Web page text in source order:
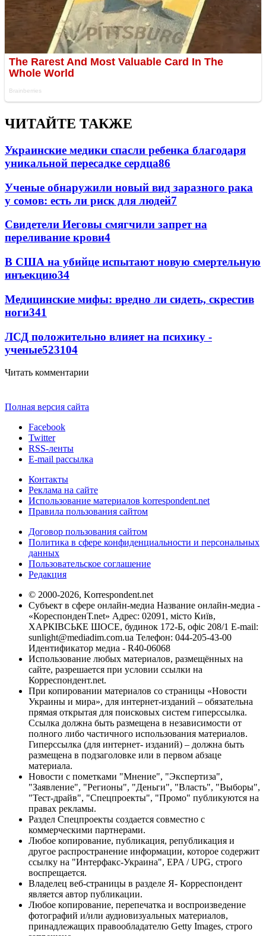
ЧИТАЙТЕ ТАКЖЕ
Украинские медики спасли ребенка благодаря
уникальной пересадке сердца86
Ученые обнаружили новый вид заразного рака
у сомов: есть ли риск для людей7
Свидетели Иеговы смягчили запрет на
переливание крови4
В США на убийце испытают новую смертельную
инъекцию34
Медицинские мифы: вредно ли сидеть, скрестив
ноги341
ЛСД положительно влияет на психику -
ученые523104
Читать комментарии
Полная версия сайта
Facebook
Twitter
RSS-ленты
E-mail рассылка
Контакты
Реклама на сайте
Использование материалов korrespondent.net
Правила пользования сайтом
Договор пользования сайтом
Политика в сфере конфиденциальности и персональных
данных
Пользовательское соглашение
Редакция
© 2000-2026, Korrespondent.net
Субъект в сфере онлайн-медиа Название онлайн-медиа -
«КореспонденТ.net» Адрес: 02091, місто Київ,
ХАРКІВСЬКЕ ШОСЕ, будинок 172-Б, офіс 208/1 E-mail:
sunlight@mediadim.com.ua Телефон: 044-205-43-00
Идентификатор медиа - R40-06068
Использование любых материалов, размещённых на
сайте, разрешается при условии ссылки на
Корреспондент.net.
При копировании материалов со страницы «Новости
Украины и мира», для интернет-изданий – обязательна
прямая открытая для поисковых систем гиперссылка.
Ссылка должна быть размещена в независимости от
полного либо частичного использования материалов.
Гиперссылка (для интернет- изданий) – должна быть
размещена в подзаголовке или в первом абзаце
материала.
Новости с пометками "Мнение", "Экспертиза",
"Заявление", "Регионы", "Деньги", "Власть", "Выборы",
"Тест-драйв", "Спецпроекты", "Промо" публикуются на
правах рекламы.
Раздел Спецпроекты создается совместно с
коммерческими партнерами.
Любое копирование, публикация, републикация и
другое распространение информации, которое содержит
ссылку на "Интерфакс-Украина", EPA / UPG, строго
воспрещается.
Владелец веб-страницы в разделе Я- Корреспондент
является автор публикации.
Любое копирование, перепечатка и воспроизведение
фотографий и/или аудиовизуальных материалов,
принадлежащих правообладателю Getty Images, строго